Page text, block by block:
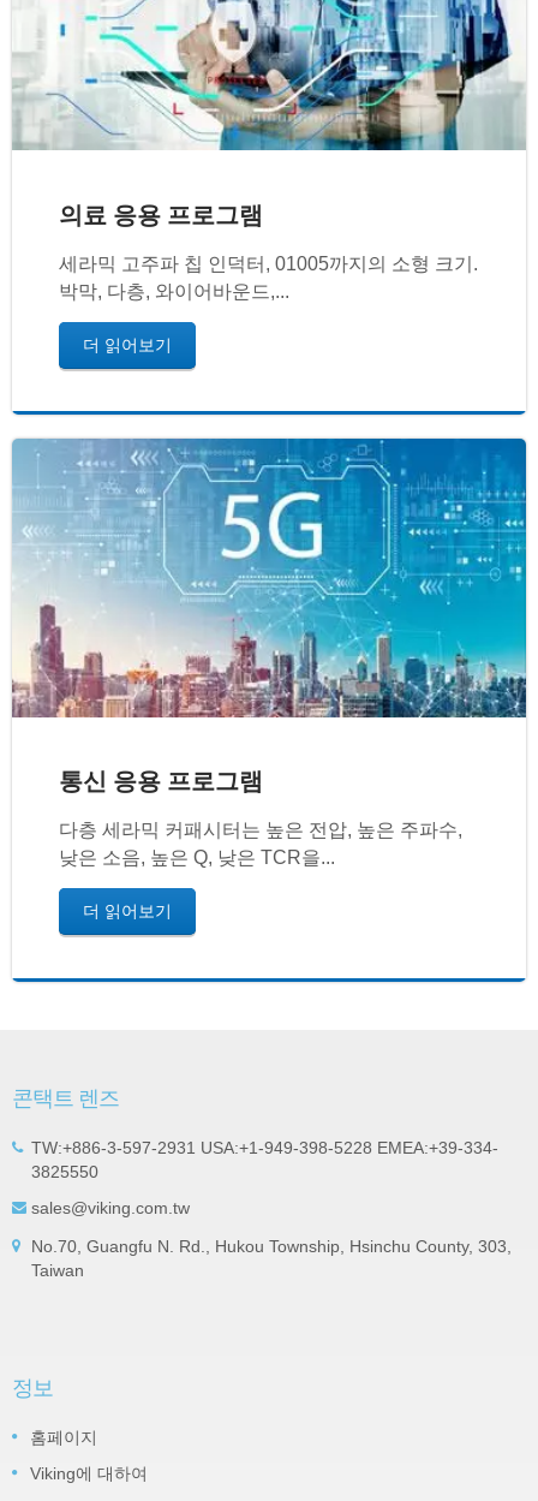
의료 응용 프로그램
세라믹 고주파 칩 인덕터, 01005까지의 소형 크기.
박막, 다층, 와이어바운드,...
더 읽어보기
통신 응용 프로그램
다층 세라믹 커패시터는 높은 전압, 높은 주파수,
낮은 소음, 높은 Q, 낮은 TCR을...
더 읽어보기
콘택트 렌즈
TW:+886-3-597-2931 USA:+1-949-398-5228 EMEA:+39-334-
3825550
sales@viking.com.tw
No.70, Guangfu N. Rd., Hukou Township, Hsinchu County, 303,
Taiwan
정보
홈페이지
Viking에 대하여